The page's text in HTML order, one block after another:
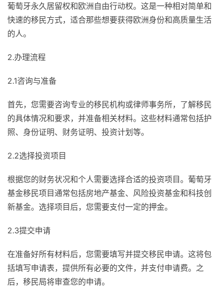
葡萄牙永久居留权和欧洲自由行动权。这是一种相对简单和
快速的移民方式，适合那些想要获得欧洲身份和高质量生活
的人。
2.办理流程
2.1咨询与准备
首先，您需要咨询专业的移民机构或律师事务所，了解移民
的具体情况和要求，并准备相关材料。这些材料通常包括护
照、身份证明、财务证明、投资计划等。
2.2选择投资项目
根据您的财务状况和个人需要选择合适的投资项目。葡萄牙
基金移民项目通常包括房地产基金、风险投资基金和科技创
新基金。选择项目后，您需要支付一定的押金。
2.3提交申请
在准备好所有材料后，您需要填写并提交移民申请。这将包
括填写申请表，提供所有必要的文件，并支付申请费。之
后，移民局将审查您的申请。